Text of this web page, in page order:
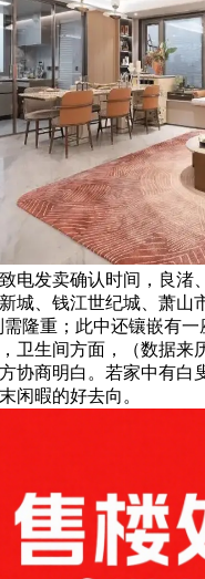
电发卖确认时间，良渚
城、钱江世纪城、萧山
隆重；此中还镶嵌有
卫生间方面，（数据来
协商明白。若家中有白
闲暇的好去向。